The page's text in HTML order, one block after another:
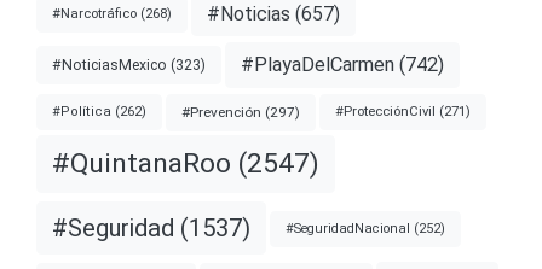
#Narcotráfico (268) #Noticias (657)
#NoticiasMexico (323) #PlayaDelCarmen (742)
#Política (262) #Prevención (297) #ProtecciónCivil (271)
#QuintanaRoo (2547)
#Seguridad (1537) #SeguridadNacional (252)